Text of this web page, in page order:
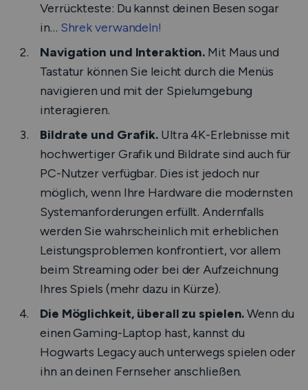
Verrückteste: Du kannst deinen Besen sogar
in… Shrek verwandeln!
Navigation und Interaktion. Mit Maus und
Tastatur können Sie leicht durch die Menüs
navigieren und mit der Spielumgebung
interagieren.
Bildrate und Grafik. Ultra 4K-Erlebnisse mit
hochwertiger Grafik und Bildrate sind auch für
PC-Nutzer verfügbar. Dies ist jedoch nur
möglich, wenn Ihre Hardware die modernsten
Systemanforderungen erfüllt. Andernfalls
werden Sie wahrscheinlich mit erheblichen
Leistungsproblemen konfrontiert, vor allem
beim Streaming oder bei der Aufzeichnung
Ihres Spiels (mehr dazu in Kürze).
Die Möglichkeit, überall zu spielen.Wenn du
einen Gaming-Laptop hast, kannst du
Hogwarts Legacy auch unterwegs spielen oder
ihn an deinen Fernseher anschließen.